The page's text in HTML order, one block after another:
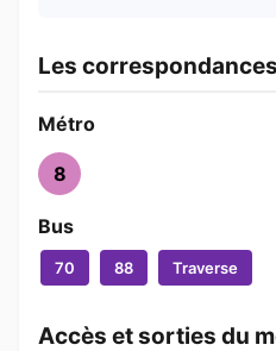
Les
Métro
8
Bus
70 88 Traverse
Accès et sorties du